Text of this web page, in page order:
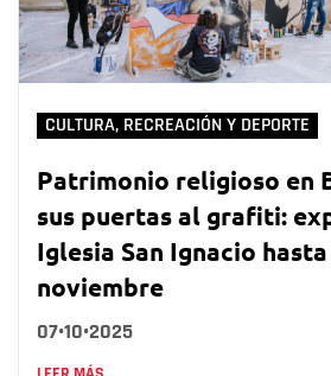
CULTURA, RECREACIÓN Y DEPORTE
Patrimonio religioso en
sus puertas al grafiti:
Iglesia San Ignacio
noviembre
07•10•2025